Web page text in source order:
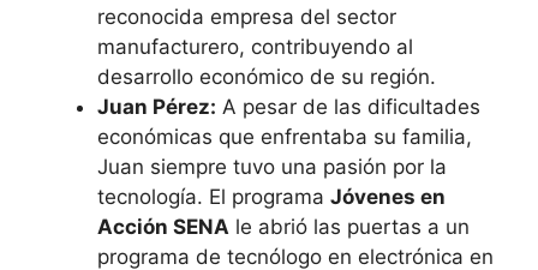
reconocida empresa del sector
manufacturero, contribuyendo al
desarrollo económico de su región.
Juan Pérez: A pesar de las dificultades
económicas que enfrentaba su familia,
Juan siempre tuvo una pasión por la
tecnología. El programa Jóvenes en
Acción SENA le abrió las puertas a un
programa de tecnólogo en electrónica en